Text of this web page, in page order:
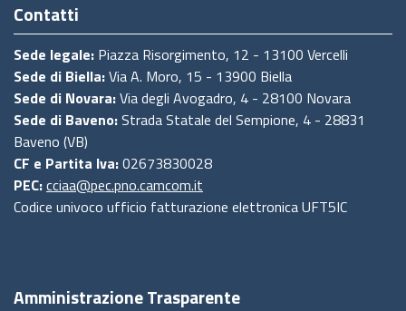
Contatti
Sede legale: Piazza Risorgimento, 12 - 13100 Vercelli
Sede di Biella:Via A. Moro, 15 - 13900 Biella
Sede di Novara:Via degli Avogadro, 4 - 28100 Novara
Sede di Baveno:Strada Statale del Sempione, 4 - 28831
Baveno (VB)
CF e Partita Iva:02673830028
PEC:cciaa@pec.pno.camcom.it
Codice univoco ufficio fatturazione elettronica UFT5IC
Amministrazione Trasparente